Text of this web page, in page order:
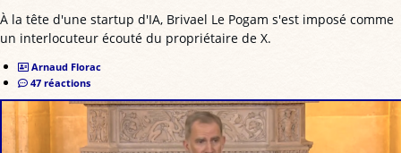
À la tête d'une startup d'IA, Brivael Le Pogam s'est imposé comme
un interlocuteur écouté du propriétaire de X.
Arnaud Florac
47 réactions